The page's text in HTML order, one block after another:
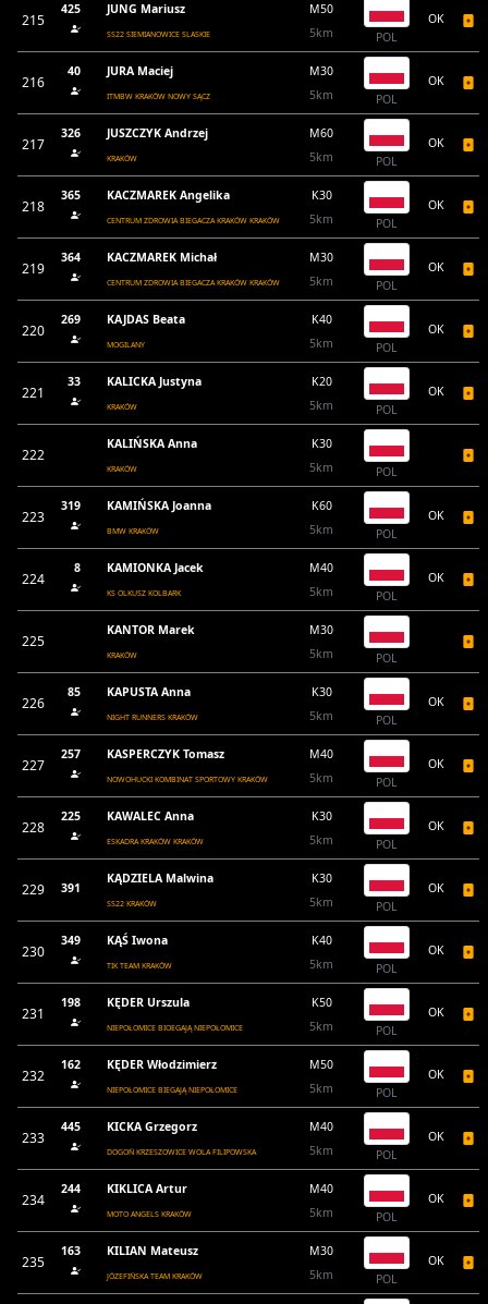
215
425 JUNG Mariusz
SS22 SIEMIANOWICE SLASKIE
M50
5km
POL
OK
216
40 JURA Maciej
ITMBW KRAKÓW NOWY SĄCZ
M30
5km
POL
OK
217
326 JUSZCZYK Andrzej
KRAKÓW
M60
5km
POL
OK
218
365 KACZMAREK Angelika
CENTRUM ZDROWIA BIEGACZA KRAKÓW KRAKÓW
K30
5km
POL
OK
219
364 KACZMAREK Michał
CENTRUM ZDROWIA BIEGACZA KRAKÓW KRAKÓW
M30
5km
POL
OK
220
269 KAJDAS Beata
MOGILANY
K40
5km
POL
OK
221
33 KALICKA Justyna
KRAKÓW
K20
5km
POL
OK
222
KALIŃSKA Anna
KRAKÓW
K30
5km
POL
223
319 KAMIŃSKA Joanna
BMW KRAKÓW
K60
5km
POL
OK
224
8 KAMIONKA Jacek
KS OLKUSZ KOLBARK
M40
5km
POL
OK
225
KANTOR Marek
KRAKÓW
M30
5km
POL
226
85 KAPUSTA Anna
NIGHT RUNNERS KRAKÓW
K30
5km
POL
OK
227
257 KASPERCZYK Tomasz
NOWOHUCKI KOMBINAT SPORTOWY KRAKÓW
M40
5km
POL
OK
228
225 KAWALEC Anna
ESKADRA KRAKÓW KRAKÓW
K30
5km
POL
OK
229 391
KĄDZIELA Malwina
SS22 KRAKÓW
K30
5km
POL
OK
230
349 KĄŚ Iwona
TIK TEAM KRAKÓW
K40
5km
POL
OK
231
198 KĘDER Urszula
NIEPOŁOMICE BIOEGAJĄ NIEPOŁOMICE
K50
5km
POL
OK
232
162 KĘDER Włodzimierz
NIEPOŁOMICE BIEGAJĄ NIEPOŁOMICE
M50
5km
POL
OK
233
445 KICKA Grzegorz
DOGOŃ KRZESZOWICE WOLA FILIPOWSKA
M40
5km
POL
OK
234
244 KIKLICA Artur
MOTO ANGELS KRAKÓW
M40
5km
POL
OK
235
163 KILIAN Mateusz
JÓZEFIŃSKA TEAM KRAKÓW
M30
5km
POL
OK